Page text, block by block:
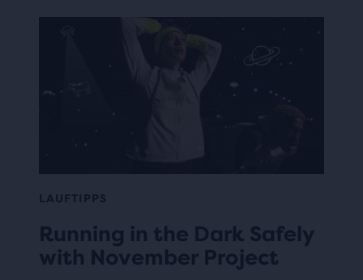
LAUFTIPPS
Running in the Dark Safely
with November Project